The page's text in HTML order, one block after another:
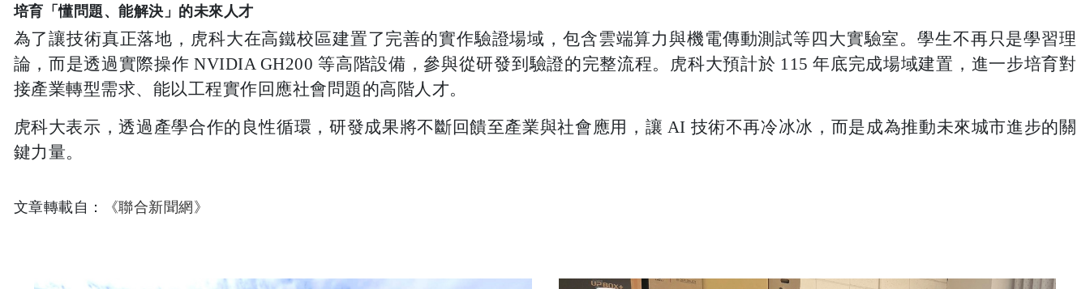
培育「懂問題、能解決」的未來人才
為了讓技術真正落地，虎科大在高鐵校區建置了完善的實作驗證場域，包含雲端算力與機電傳動測試等四大實驗室。學生不再只是學習理
論，而是透過實際操作 NVIDIA GH200 等高階設備，參與從研發到驗證的完整流程。虎科大預計於 115 年底完成場域建置，進一步培育對
接產業轉型需求、能以工程實作回應社會問題的高階人才。
虎科大表示，透過產學合作的良性循環，研發成果將不斷回饋至產業與社會應用，讓 AI 技術不再冷冰冰，而是成為推動未來城市進步的關
鍵力量。
文章轉載自： 《聯合新聞網》